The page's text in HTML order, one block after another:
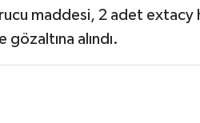
maddesi, 2 adet extacy
gözaltına alındı.